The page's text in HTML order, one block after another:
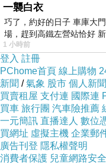
一襲白衣
巧了，約好的日子 車庫大
場，趕到高鐵左營站恰好
1 小時前
登入 註冊
PChome首頁 線上購物
新聞 /氣象 股市 個人新
買賣租屋 支付連 國際連
買車 旅行團 汽車險推薦
一元簡訊 直播達人 數位
買網址 虛擬主機 企業郵
廣告刊登 隱私權聲明
消費者保護 兒童網路安全